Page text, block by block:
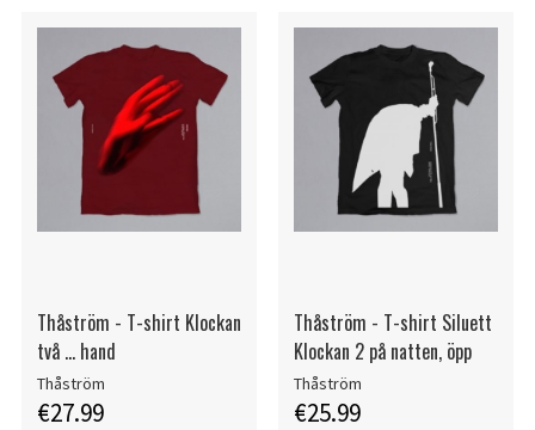
Thåström - T-shirt Klockan
två ... hand
Thåström
€27.99
Thåström - T-shirt Siluett
Klockan 2 på natten, öpp
Thåström
€25.99